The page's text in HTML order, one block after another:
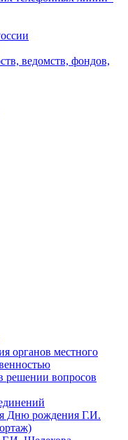
ведомств, фондов,
органов местного
решении вопросов
Дню рождения Г.И.